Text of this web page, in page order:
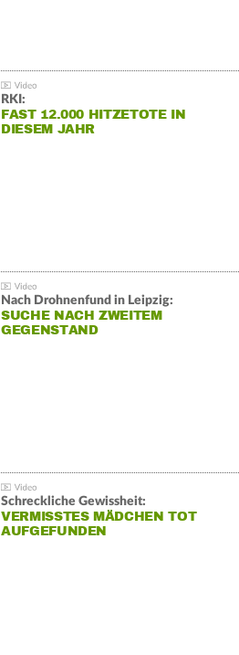
RKI:
FAST 12.000 HITZETOTE IN
DIESEM JAHR
Nach Drohnenfund in Leipzig:
SUCHE NACH ZWEITEM
GEGENSTAND
Schreckliche Gewissheit:
VERMISSTES MÄDCHEN TOT
AUFGEFUNDEN